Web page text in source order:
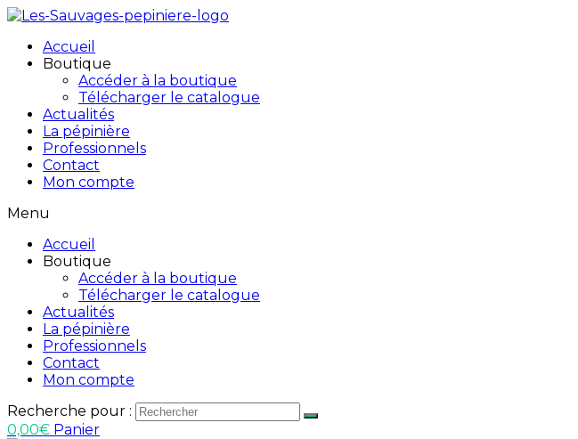
Accueil
Boutique
Accéder à la boutique
Télécharger le catalogue
Actualités
La pépinière
Professionnels
Contact
Mon compte
Menu
Accueil
Boutique
Accéder à la boutique
Télécharger le catalogue
Actualités
La pépinière
Professionnels
Contact
Mon compte
Recherche pour :
0,00€ Panier